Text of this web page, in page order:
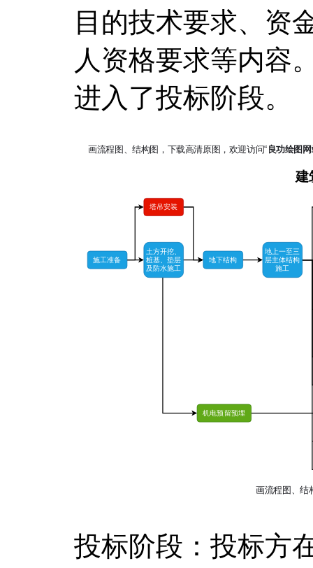
目的技术要求、资
人资格要求等内容
进入了投标阶段。
投标阶段：投标方